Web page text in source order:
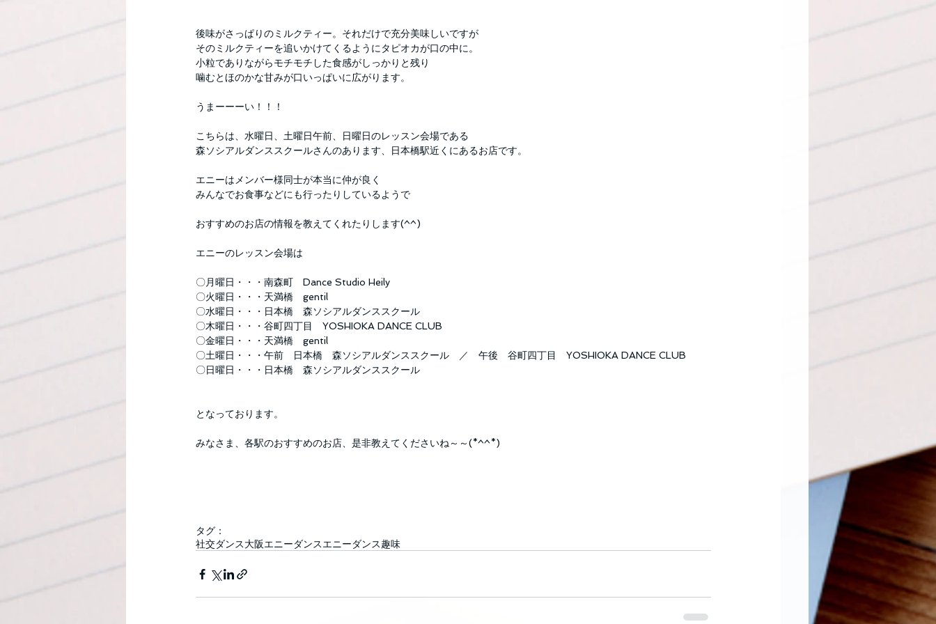
後味がさっぱりのミルクティー。それだけで充分美味しいですが
そのミルクティーを追いかけてくるようにタピオカが口の中に。
小粒でありながらモチモチした食感がしっかりと残り
噛むとほのかな甘みが口いっぱいに広がります。
うまーーーい！！！
こちらは、水曜日、土曜日午前、日曜日のレッスン会場である
森ソシアルダンススクールさんのあります、日本橋駅近くにあるお店です。
エニーはメンバー様同士が本当に仲が良く
みんなでお食事などにも行ったりしているようで
おすすめのお店の情報を教えてくれたりします(^^)
エニーのレッスン会場は
〇月曜日・・・南森町　Dance Studio Heily
〇火曜日・・・天満橋　gentil
〇水曜日・・・日本橋　森ソシアルダンススクール
〇木曜日・・・谷町四丁目　YOSHIOKA DANCE CLUB
〇金曜日・・・天満橋　gentil
〇土曜日・・・午前　日本橋　森ソシアルダンススクール　／　午後　谷町四丁目　YOSHIOKA DANCE CLUB
〇日曜日・・・日本橋　森ソシアルダンススクール
となっております。
みなさま、各駅のおすすめのお店、是非教えてくださいね～～(*^^*)
タグ：
社交ダンス大阪エニーダンスエニーダンス趣味